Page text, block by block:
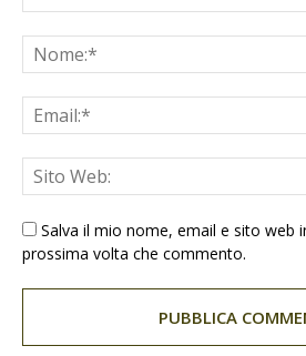
Salva il mio nome, email e sito web
prossima volta che commento.